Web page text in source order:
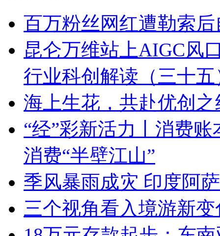
百万粉丝网红遭勒索
昆仑万维站上AIGC风
行业科创解读（三十五
海上生花，共赴优创之
“经”彩新活力丨消费
消费“半壁江山”
季风暴雨成灾 印度阿
三个视角看入境游新